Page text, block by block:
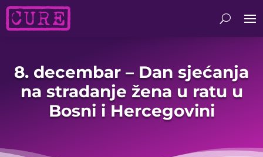
8. decembar – Dan sjećanja
na stradanje žena u ratu u
Bosni i Hercegovini